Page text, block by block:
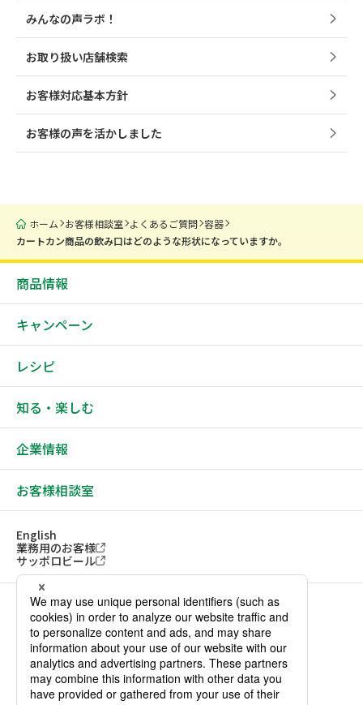
みんなの声ラボ！
お取り扱い店舗検索
お客様対応基本方針
お客様の声を活かしました
ホーム お客様相談室 よくあるご質問 容器
カートカン商品の飲み口はどのような形状になっていますか。
商品情報
キャンペーン
レシピ
知る・楽しむ
企業情報
お客様相談室
English
業務用のお客様
サッポロビール
ソーシャルメディアアカウント一覧